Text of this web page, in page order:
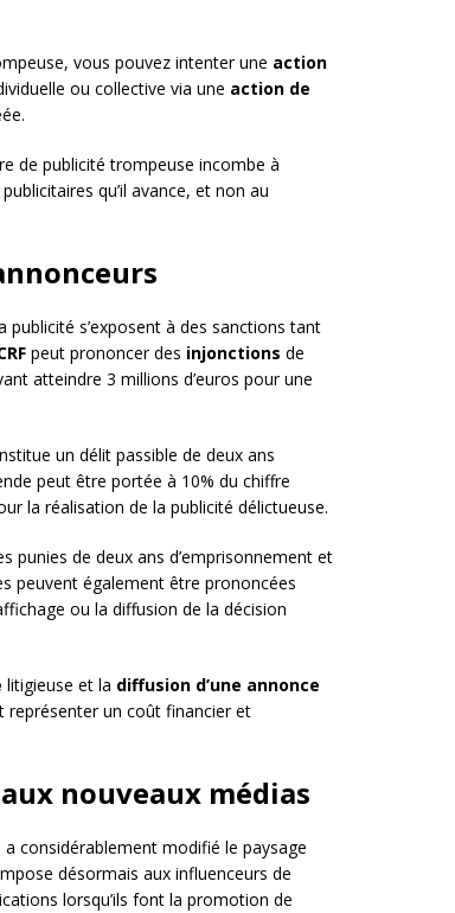
vous pouvez intenter une action
ou collective via une action de
de publicité trompeuse incombe à
qu’il avance, et non au
s’exposent à des sanctions tant
peut prononcer des injonctions de
atteindre 3 millions d’euros pour une
un délit passible de deux ans
peut être portée à 10% du chiffre
la réalisation de la publicité délictueuse.
punies de deux ans d’emprisonnement et
peuvent également être prononcées
ou la diffusion de la décision
litigieuse et la diffusion d’une annonce
représenter un coût financier et
nouveaux médias
a considérablement modifié le paysage
désormais aux influenceurs de
lorsqu’ils font la promotion de